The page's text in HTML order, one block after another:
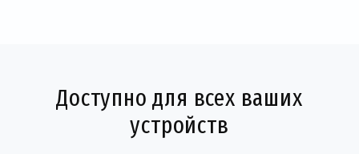
Доступно для всех ваших
устройств